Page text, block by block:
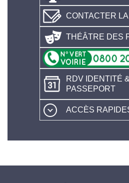
CONTACTER
THÉÂTRE DES
RDV IDENTITÉ &
PASSEPORT
ACCÈS